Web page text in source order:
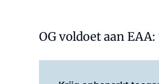
OG voldoet aan